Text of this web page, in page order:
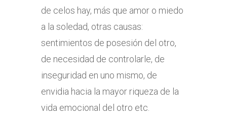
de celos hay, más que amor o miedo
a la soledad, otras causas:
sentimientos de posesión del otro,
de necesidad de controlarle, de
inseguridad en uno mismo, de
envidia hacia la mayor riqueza de la
vida emocional del otro etc.